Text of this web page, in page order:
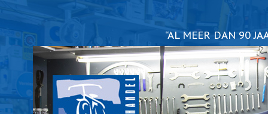
“AL MEER DAN 90